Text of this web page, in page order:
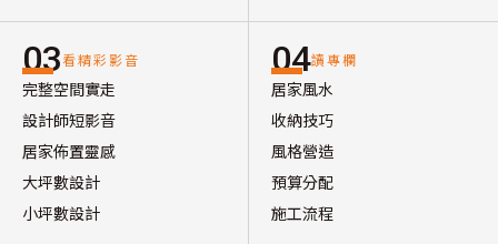
03看精彩影音
完整空間實走
設計師短影音
居家佈置靈感
大坪數設計
小坪數設計
04讀專欄
居家風水
收納技巧
風格營造
預算分配
施工流程